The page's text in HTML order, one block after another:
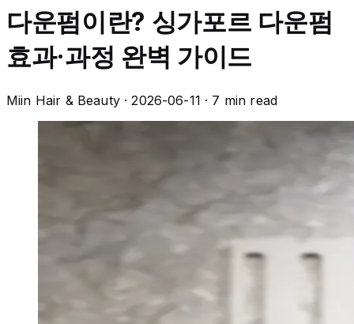
다운펌이란? 싱가포르 다운펌
효과·과정 완벽 가이드
Miin Hair & Beauty·2026-06-11 · 7 min read